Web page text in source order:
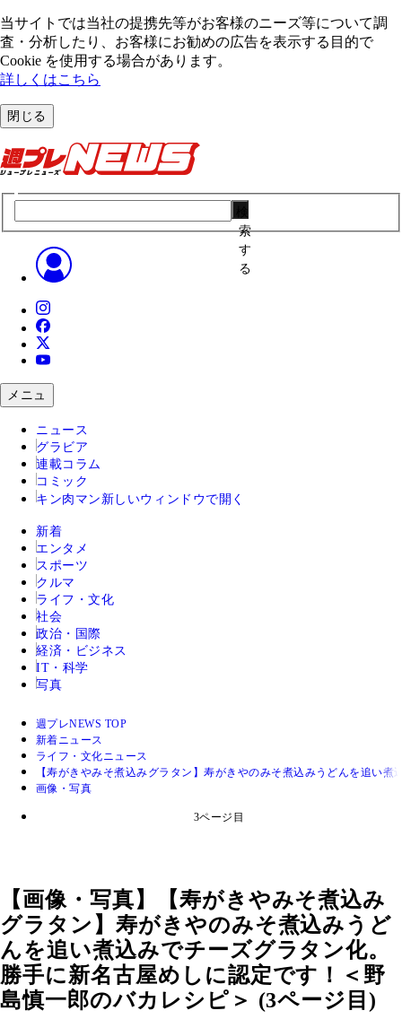
当サイトでは当社の提携先等がお客様のニーズ等について調
査・分析したり、お客様にお勧めの広告を表⽰する⽬的で
Cookie を使⽤する場合があります。
詳しくはこちら
閉じる
索
す
る
メニュ
ニュース
グラビア
連載コラム
コミック
キン肉マン 新しいウィンドウで開く
新着
エンタメ
スポーツ
クルマ
ライフ・文化
社会
政治・国際
経済・ビジネス
IT・科学
写真
週プレNEWS TOP
新着ニュース
ライフ・文化ニュース
【寿がきやみそ煮込みグラタン】寿がきやのみそ煮込みうどんを追い
画像・写真
3ページ目
【画像・写真】【寿がきやみそ煮込み
グラタン】寿がきやのみそ煮込みうど
んを追い煮込みでチーズグラタン化。
勝手に新名古屋めしに認定です！＜野
島慎一郎のバカレシピ＞ (3ページ目)